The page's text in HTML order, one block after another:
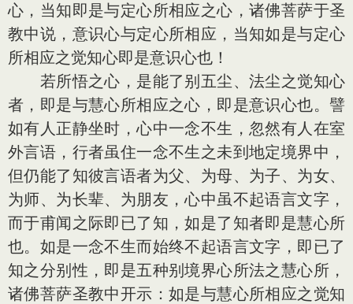
心，当知即是与定心所相应之心，诸佛菩萨于圣
教中说，意识心与定心所相应，当知如是与定心
所相应之觉知心即是意识心也！
若所悟之心，是能了别五尘、法尘之觉知心
者，即是与慧心所相应之心，即是意识心也。譬
如有人正静坐时，心中一念不生，忽然有人在室
外言语，行者虽住一念不生之未到地定境界中，
但仍能了知彼言语者为父、为母、为子、为女、
为师、为长辈、为朋友，心中虽不起语言文字，
而于甫闻之际即已了知，如是了知者即是慧心所
也。如是一念不生而始终不起语言文字，即已了
知之分别性，即是五种别境界心所法之慧心所，
诸佛菩萨圣教中开示：如是与慧心所相应之觉知